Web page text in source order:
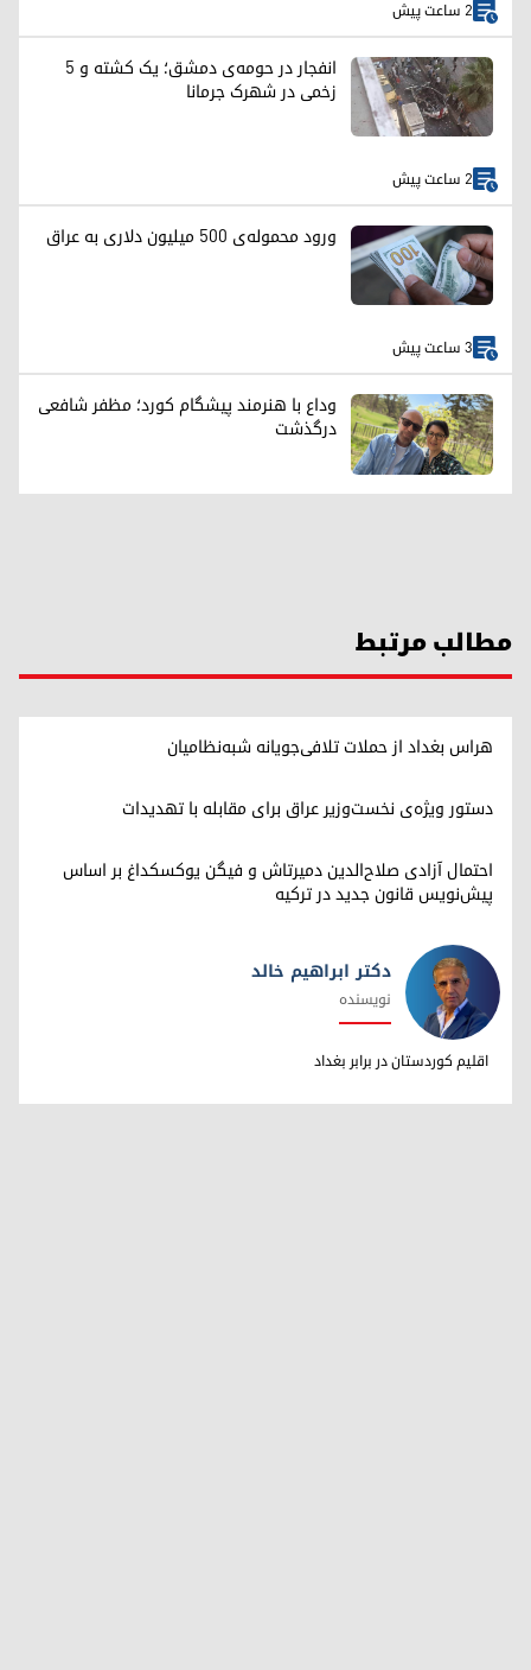
2 ساعت پیش
انفجار در حومه‌ی دمشق؛ یک کشته و ۵
زخمی در شهرک جرمانا
2 ساعت پیش
ورود محموله‌ی ۵۰۰ میلیون دلاری به عراق
3 ساعت پیش
وداع با هنرمند پیشگام کورد؛ مظفر شافعی
درگذشت
مطالب مرتبط
هراس بغداد از حملات تلافی‌جویانه شبه‌نظامیان
دستور ویژه‌ی نخست‌وزیر عراق برای مقابله با تهدیدات
احتمال آزادی صلاح‌الدین دمیرتاش و فیگن یوکسکداغ بر اساس
پیش‌نویس قانون جدید در ترکیه
دکتر ابراهیم خالد
دکتر ابراهیم خالد
نویسنده
اقلیم کوردستان در برابر بغداد